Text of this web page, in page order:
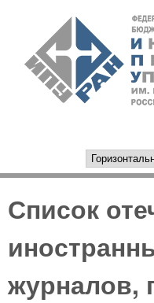
РАН
Список
журналов,